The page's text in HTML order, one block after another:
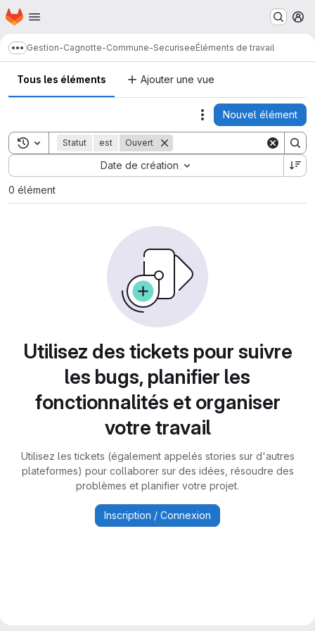
Passer au contenu principal
Page d'accueil
Afficher davantage de fils d'Ariane
Gestion-Cagnotte-Commune-SecuriseeÉléments de travail
Tous les éléments Ajouter une vue
Actions
Nouvel élément
Toggle search history
Statut est Ouvert
Date de création
Sort by:
0 élément
Utilisez des tickets pour suivre
les bugs, planifier les
fonctionnalités et organiser
votre travail
Utilisez les tickets (également appelés stories sur d'autres
plateformes) pour collaborer sur des idées, résoudre des
problèmes et planifier votre projet.
Inscription / Connexion